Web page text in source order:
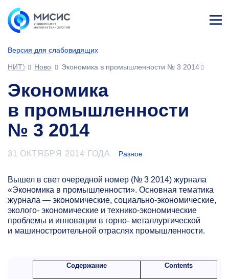
Версия для слабовидящих
ине
НИТУ МИСИС
НовостиЭкономика в промышленности № 3 2014
Экономика
в промышленности
№ 3 2014
31 ОКТЯБРЯ 2014 ГОДА Разное
Вышел в свет очередной номер (№ 3 2014) журнала
«Экономика в промышленности». Основная тематика
журнала — экономические, социально-экономические,
эколого- экономические и технико-экономические
проблемы и инновации в горно- металлургической
и машиностроительной отраслях промышленности.
Содержание Contents